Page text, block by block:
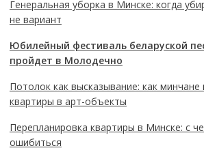
Генеральная уборка в Минске: когда
не вариант
Юбилейный фестиваль беларуской
пройдет в Молодечно
Потолок как высказывание: как
квартиры в арт-объекты
Перепланировка квартиры в Минске: с
ошибиться